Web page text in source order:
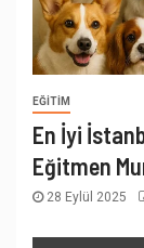
EĞITIM
En İyi
Eğitmen
28 Eylül 2025